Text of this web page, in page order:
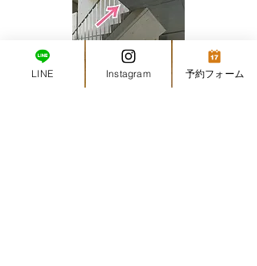
LINE Instagram 予約フォーム